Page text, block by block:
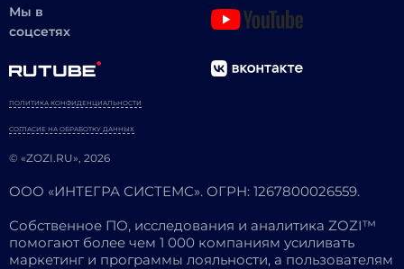
Мы в
соцсетях
© «ZOZI.RU», 2026
ПОЛИТИКА КОНФИДЕНЦИАЛЬНОСТИ
СОГЛАСИЕ НА ОБРАБОТКУ ДАННЫХ
ООО «ИНТЕГРА СИСТЕМС». ОГРН: 1267800026559.
Собственное ПО, исследования и аналитика ZOZI™
помогают более чем 1 000 компаниям усиливать
маркетинг и программы лояльности, а пользователям